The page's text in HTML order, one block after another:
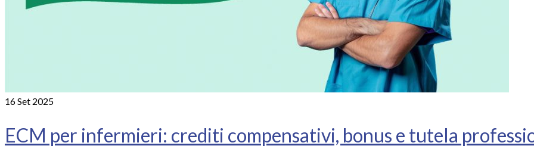
16Set 2025
ECM per infermieri: crediti compensativi, bonus e tutela